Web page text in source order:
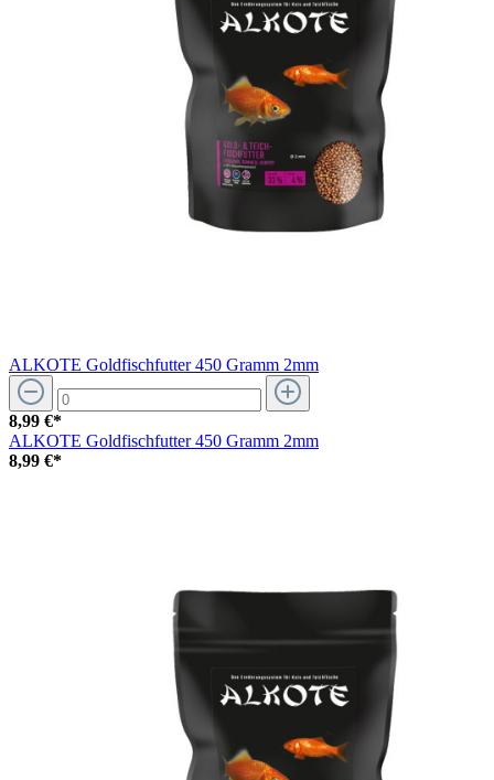
ALKOTE Goldfischfutter 450 Gramm 2mm
8,99 €*
ALKOTE Goldfischfutter 450 Gramm 2mm
8,99 €*